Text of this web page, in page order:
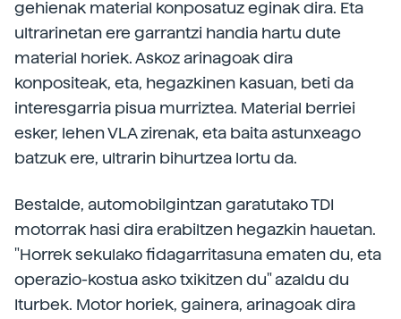
gehienak material konposatuz eginak dira. Eta
ultrarinetan ere garrantzi handia hartu dute
material horiek. Askoz arinagoak dira
konpositeak, eta, hegazkinen kasuan, beti da
interesgarria pisua murriztea. Material berriei
esker, lehen VLA zirenak, eta baita astunxeago
batzuk ere, ultrarin bihurtzea lortu da.
Bestalde, automobilgintzan garatutako TDI
motorrak hasi dira erabiltzen hegazkin hauetan.
"Horrek sekulako fidagarritasuna ematen du, eta
operazio-kostua asko txikitzen du" azaldu du
Iturbek. Motor horiek, gainera, arinagoak dira